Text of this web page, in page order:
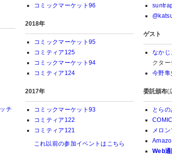
チ
コミックマーケット96
2018年
コミックマーケット95
コミティア125
コミックマーケット94
コミティア124
2017年
コミックマーケット93
コミティア122
コミティア121
これ以前の参加イベントはこちら
ゲスト
なかじ
クタ
今野隼
委託頒布(
とらの
メロ
Web